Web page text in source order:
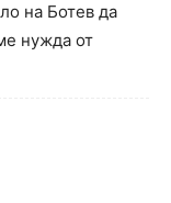
на Ботев да
нужда от